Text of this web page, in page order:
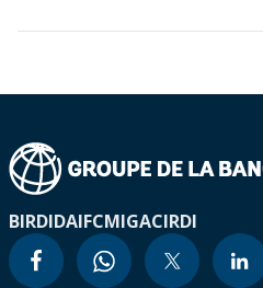
BIRDIDAIFCMIGACIRDI